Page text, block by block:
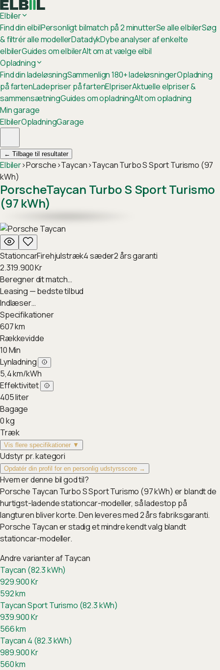
Elbiler
Find din elbilPersonligt bilmatch på 2 minutterSe alle elbilerSøg
& filtrér alle modellerDatadykDybe analyser af enkelte
elbilerGuides om elbilerAlt om at vælge elbil
Opladning
Find din ladeløsningSammenlign 180+ ladeløsningerOpladning
på fartenLadepriser på fartenElpriserAktuelle elpriser &
sammensætningGuides om opladningAlt om opladning
Min garage
ElbilerOpladningGarage
← Tilbage til resultater
Elbiler›Porsche›Taycan›Taycan Turbo S Sport Turismo (97
kWh)
PorscheTaycan Turbo S Sport Turismo
(97 kWh)
StationcarFirehjulstræk4sæder2års garanti
2.319.900Kr
Beregner dit match…
Leasing — bedste tilbud
Indlæser…
Specifikationer
607km
Rækkevidde
10Min
Lynladning
5,4km/kWh
Effektivitet
405liter
Bagage
0kg
Træk
Vis flere specifikationer ▼
Udstyr pr. kategori
Opdatér din profil for en personlig udstyrsscore →
Hvem er denne bil god til?
Porsche Taycan Turbo S Sport Turismo (97 kWh) er blandt de
hurtigst-ladende stationcar-modeller, så ladestop på
langturen bliver korte. Den leveres med 2 års fabriksgaranti.
Porsche Taycan er stadig et mindre kendt valg blandt
stationcar-modeller.
Andre varianter afTaycan
Taycan (82.3 kWh)
929.900Kr
592km
Taycan Sport Turismo (82.3 kWh)
939.900Kr
566km
Taycan 4 (82.3 kWh)
989.900Kr
560km